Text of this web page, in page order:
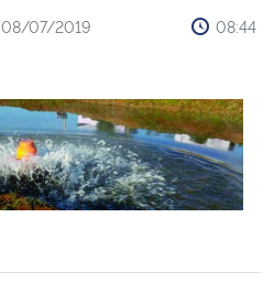
08/07/2019 08:44